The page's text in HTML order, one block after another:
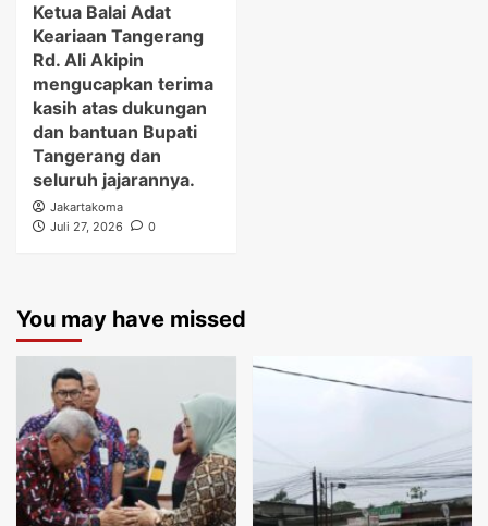
Ketua Balai Adat
Keariaan Tangerang
Rd. Ali Akipin
mengucapkan terima
kasih atas dukungan
dan bantuan Bupati
Tangerang dan
seluruh jajarannya.
Jakartakoma
Juli 27, 2026
0
You may have missed